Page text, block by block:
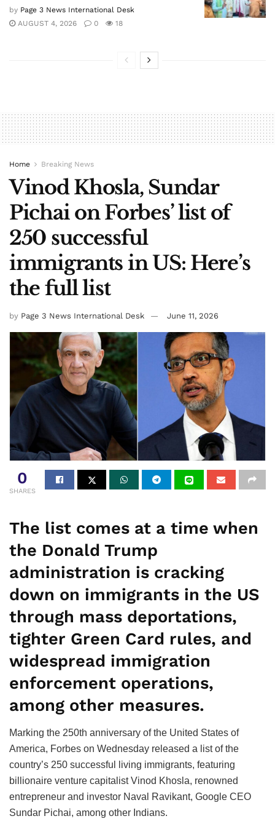
by Page 3 News International Desk
AUGUST 4, 2026
0 18
Home Breaking News
Vinod Khosla, Sundar
Pichai on Forbes’ list of
250 successful
immigrants in US: Here’s
the full list
by Page 3 News International Desk June 11, 2026
0
SHARES
The list comes at a time when
the Donald Trump
administration is cracking
down on immigrants in the US
through mass deportations,
tighter Green Card rules, and
widespread immigration
enforcement operations,
among other measures.
Marking the 250th anniversary of the United States of
America, Forbes on Wednesday released a list of the
country’s 250 successful living immigrants, featuring
billionaire venture capitalist Vinod Khosla, renowned
entrepreneur and investor Naval Ravikant, Google CEO
Sundar Pichai, among other Indians.